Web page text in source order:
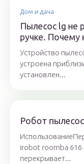
Дом и дача
Пылесос lg не
ручке. Почему
Устройство
устроена
установлен...
Робот
irobot roomba 616
перекрывает...